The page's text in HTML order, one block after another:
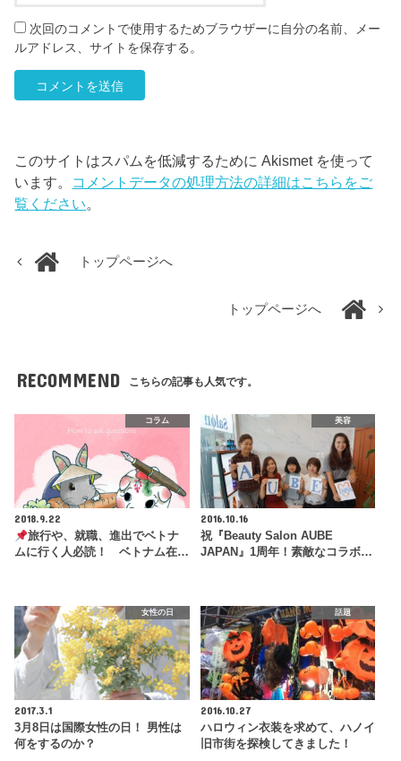
次回のコメントで使用するためブラウザーに自分の名前、メー
ルアドレス、サイトを保存する。
このサイトはスパムを低減するために Akismet を使って
います。 コメントデータの処理方法の詳細はこちらをご
覧ください。
トップページへ
トップページへ
RECOMMEND こちらの記事も人気です。
コラム
2018.9.22
旅行や、就職、進出でベトナ
ムに行く人必読！ ベトナム在…
美容
2016.10.16
祝『Beauty Salon AUBE
JAPAN』1周年！素敵なコラボ…
女性の日
2017.3.1
3月8日は国際女性の日！ 男性は
何をするのか？
話題
2016.10.27
ハロウィン衣装を求めて、ハノイ
旧市街を探検してきました！